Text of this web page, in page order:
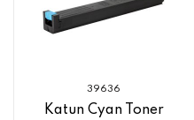
39636
Katun Cyan Toner